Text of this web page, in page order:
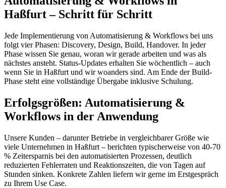
Haßfurt – Schritt für Schritt
Jede Implementierung von Automatisierung & Workflows bei uns
folgt vier Phasen: Discovery, Design, Build, Handover. In jeder
Phase wissen Sie genau, woran wir gerade arbeiten und was als
nächstes ansteht. Status-Updates erhalten Sie wöchentlich – auch
wenn Sie in Haßfurt und wir woanders sind. Am Ende der Build-
Phase steht eine vollständige Übergabe inklusive Schulung.
Erfolgsgrößen: Automatisierung &
Workflows in der Anwendung
Unsere Kunden – darunter Betriebe in vergleichbarer Größe wie
viele Unternehmen in Haßfurt – berichten typischerweise von 40-70
% Zeitersparnis bei den automatisierten Prozessen, deutlich
reduzierten Fehlerraten und Reaktionszeiten, die von Tagen auf
Stunden sinken. Konkrete Zahlen liefern wir gerne im Erstgespräch
zu Ihrem Use Case.